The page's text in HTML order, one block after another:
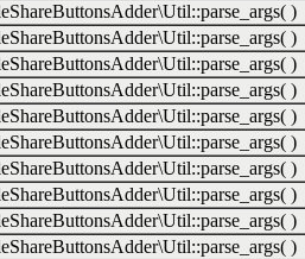
)
)
)
)
)
)
)
)
)
)